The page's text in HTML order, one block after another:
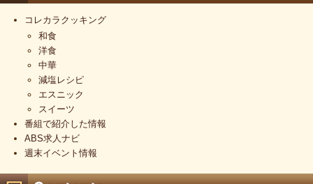
コレカラクッキング
和食
洋食
中華
減塩レシピ
エスニック
スイーツ
番組で紹介した情報
ABS求人ナビ
週末イベント情報